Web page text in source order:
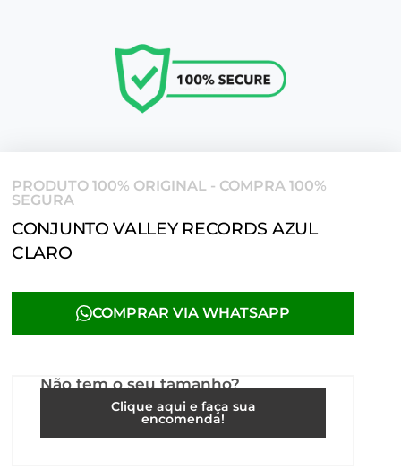
PRODUTO 100% ORIGINAL - COMPRA 100%
SEGURA
CONJUNTO VALLEY RECORDS AZUL
CLARO
COMPRAR VIA WHATSAPP
Não tem o seu tamanho?
Clique aqui e faça sua
encomenda!